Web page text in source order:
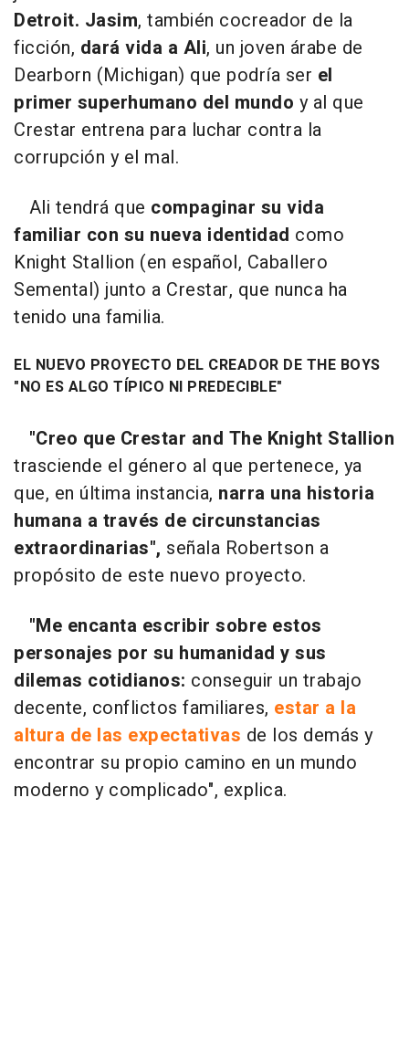
Detroit. Jasim, también cocreador de la
ficción, dará vida a Ali, un joven árabe de
Dearborn (Michigan) que podría ser el
primer superhumano del mundo y al que
Crestar entrena para luchar contra la
corrupción y el mal.
Ali tendrá que compaginar su vida
familiar con su nueva identidad como
Knight Stallion (en español, Caballero
Semental) junto a Crestar, que nunca ha
tenido una familia.
EL NUEVO PROYECTO DEL CREADOR DE THE BOYS
"NO ES ALGO TÍPICO NI PREDECIBLE"
"Creo que Crestar and The Knight Stallion
trasciende el género al que pertenece, ya
que, en última instancia, narra una historia
humana a través de circunstancias
extraordinarias", señala Robertson a
propósito de este nuevo proyecto.
"Me encanta escribir sobre estos
personajes por su humanidad y sus
dilemas cotidianos: conseguir un trabajo
decente, conflictos familiares, estar a la
altura de las expectativas de los demás y
encontrar su propio camino en un mundo
moderno y complicado", explica.